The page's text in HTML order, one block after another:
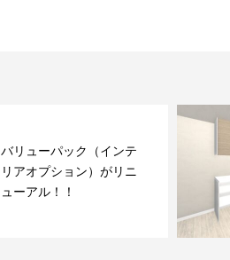
バリューパック（インテ
リアオプション）がリニ
ューアル！！